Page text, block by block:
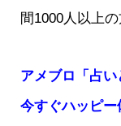
間1000人以上
アメブロ「占い
今すぐハッピー